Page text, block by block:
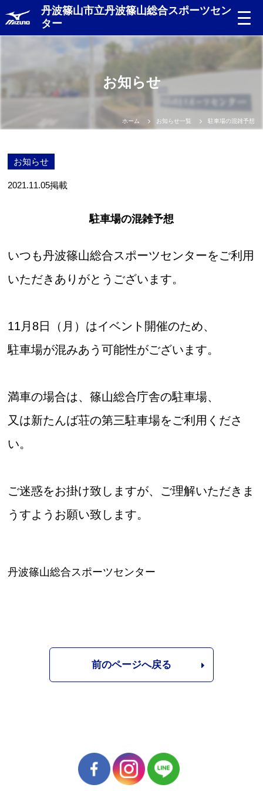
丹波篠山市立丹波篠山総合スポーツセン
ター
お問合せフォーム
お知らせ
ホーム お知らせ一覧 駐車場の混雑予想
お知らせ
2021.11.05掲載
駐車場の混雑予想
いつも丹波篠山総合スポーツセンターをご利用
いただきありがとうございます。
11月8日（月）はイベント開催のため、
駐車場が混みあう可能性がございます。
満車の場合は、篠山総合庁舎の駐車場、
又は新たんば荘の第三駐車場をご利用くださ
い。
ご迷惑をお掛け致しますが、ご理解いただきま
うすようお願い致します。
丹波篠山総合スポーツセンター
前のページへ戻る